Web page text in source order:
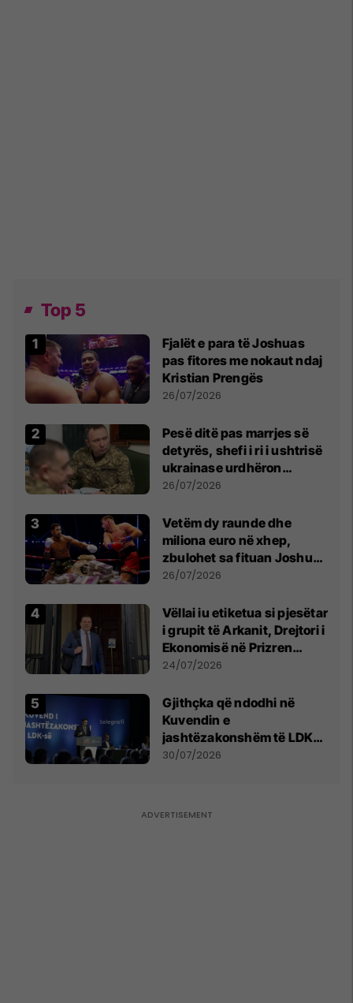
Top 5
Fjalët e para të Joshuas
pas fitores me nokaut ndaj
Kristian Prengës
26/07/2026
Pesë ditë pas marrjes së
detyrës, shefi i ri i ushtrisë
ukrainase urdhëron
kontroll të madh
26/07/2026
Vetëm dy raunde dhe
miliona euro në xhep,
zbulohet sa fituan Joshua
e Prenga
26/07/2026
Vëllai iu etiketua si pjesëtar
i grupit të Arkanit, Drejtori i
Ekonomisë në Prizren
mohon pretendimet
24/07/2026
Gjithçka që ndodhi në
Kuvendin e
jashtëzakonshëm të LDK-
së
30/07/2026